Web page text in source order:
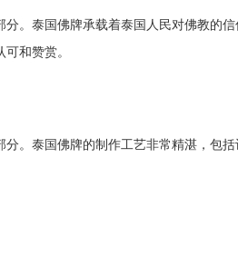
。泰国佛牌承载着泰国人民对佛教的
和赞赏。
。泰国佛牌的制作工艺非常精湛，包